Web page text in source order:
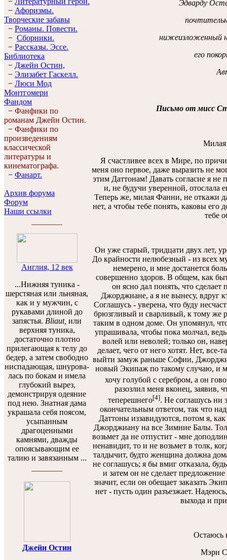
− Афоризмы.
Творческие забавы
− Романы. Повести.
− Сборники.
− Рассказы. Эссe.
Библиотека
− Джейн Остин,
− Элизабет Гaскелл.
− Люси Мод
Монтгомери
Фандом
− Фанфики по
романам Джейн Остин.
− Фанфики по
произведениям
классической
литературы и
кинематографа.
− Фанарт.
Архив форума
Форум
Наши ссылки
Англия, 12 век
...Нижняя туника -
шерстяная или льняная,
как и у мужчин, с
рукавами длиной до
запястья. Bliaut, или
верхняя туника,
достаточно плотно
прилегающая к телу до
бедер, а затем свободно
ниспадающая, шнурова­
лась по бокам и имела
глубокий вырез,
демонстрируя одеяние
под нею. Знатная дама
украшала себя поясом,
усыпанным
драгоценными
камнями, дважды
опоясывающим ее
талию и завязанным ...
Джейн Остин
Эдварду
нижеизложенный
его
Письмо от мисс
Я счастливее всех в Мире, по
меня оно первое, даже выразить не
этим Даттонам! Давать согласие я
и, не будучи уверенной, отослала
Теперь же, милая Фанни, не откажи
нет, а чтобы тебе понять, каковы его
тебе
Он уже старый, тридцати двух лет,
До крайности нелюбезный - из всех
немерено, и мне достанется
совершенно здоров. В общем, как
он ясно дал понять, что
Джорджиане, а я не вынесу, вдруг
Соглашусь - уверена, что буду
брюзгливый и сварливый, к тому же
таким в одном доме. Он упомянул,
упрашивала, чтобы пока молчал,
волей или неволей; только он,
делает, чего от него хотят. Нет,
выйти замуж раньше Софии,
новый Экипаж по такому случаю, и
хочу голубой с серебром, а он
разозлил меня вконец, заявив,
теперешнего[4]. Не соглашусь ни
окончательным ответом, так что
Даттоны иззавидуются, потом я,
Джорджиану на все Зимние Балы.
возьмет да не отпустит - мне
ненавидит, то и не возьмет в толк,
талдычит, будто женщина должна
не соглашусь; я бы вмиг отказала,
и затем он не сделает
значит, если он обещает заказать
нет - пусть один разъезжает.
выхода и
Остаюсь
Мэри